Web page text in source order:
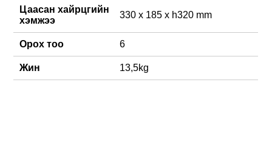
Цаасан хайрцгийн
хэмжээ
330 x 185 x h320 mm
Орох тоо 6
Жин 13,5kg